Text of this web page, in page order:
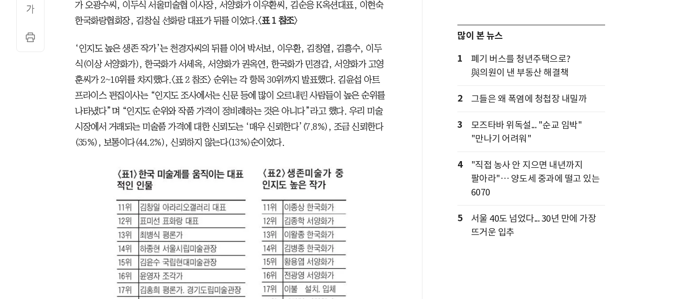
가 오광수씨, 이두식 서울미술협 이사장, 서양화가 이우환씨, 김순응 K옥션대표, 이현숙
한국화랑협회장, 김창실 선화랑 대표가 뒤를 이었다.〈표 1 참조〉
‘인지도 높은 생존 작가’는 천경자씨의 뒤를 이어 박서보, 이우환, 김창열, 김흥수, 이두
식(이상 서양화가), 한국화가 서세옥, 서양화가 권옥연, 한국화가 민경갑, 서양화가 고영
훈씨가 2~10위를 차지했다.〈표 2 참조〉 순위는 각 항목 30위까지 발표했다. 김윤섭 아트
프라이스 편집이사는 “인지도 조사에서는 신문 등에 많이 오르내린 사람들이 높은 순위를
나타냈다”며 “인지도 순위와 작품 가격이 정비례하는 것은 아니다”라고 했다. 우리 미술
시장에서 거래되는 미술품 가격에 대한 신뢰도는 ‘매우 신뢰한다’(7.8%), 조금 신뢰한다
(35%), 보통이다(44.2%), 신뢰하지 않는다(13%)순이었다.
많이 본 뉴스
1
폐기 버스를 청년주택으로?
與의원이 낸 부동산 해결책
2 그들은 왜 폭염에 청첩장 내밀까
3
모즈타바 위독설... "순교 임박"
"만나기 어려워"
4
"직접 농사 안 지으면 내년까지
팔아라"… 양도세 중과에 떨고 있는
6070
5
서울 40도 넘었다... 30년 만에 가장
뜨거운 입추